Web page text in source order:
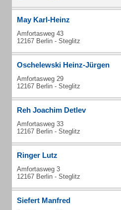
May Karl-Heinz
Amfortasweg 43
12167 Berlin - Steglitz
Oschelewski Heinz-Jürgen
Amfortasweg 29
12167 Berlin - Steglitz
Reh Joachim Detlev
Amfortasweg 33
12167 Berlin - Steglitz
Ringer Lutz
Amfortasweg 3
12167 Berlin - Steglitz
Siefert Manfred